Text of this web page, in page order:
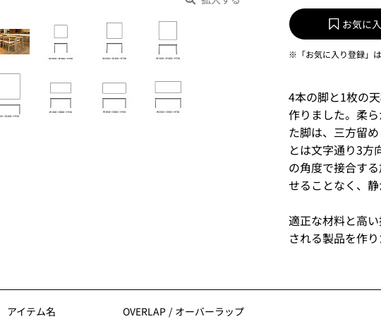
お気に
※「お気に入り登録」
4本の脚と1枚の
作りました。柔
た脚は、三方留
とは文字通り3方
の角度で接合す
せることなく、
適正な材料と高
される製品を作り
アイテム名 OVERLAP / オーバーラップ